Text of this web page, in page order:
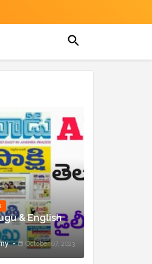
& English
October 07, 2023